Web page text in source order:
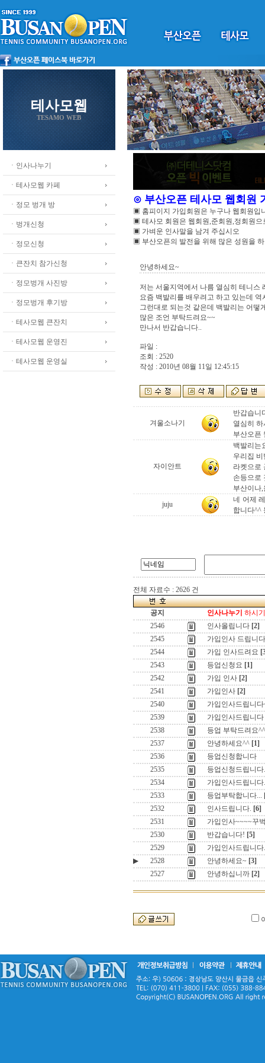
테사모웹
TESAMO WEB
ㆍ인사나누기
ㆍ테사모웹 카페
ㆍ정모 벙개 방
ㆍ벙개신청
ㆍ정모신청
ㆍ큰잔치 참가신청
ㆍ정모벙개 사진방
ㆍ정모벙개 후기방
ㆍ테사모웹 큰잔치
ㆍ테사모웹 운영진
ㆍ테사모웹 운영실
⊙ 부산오픈 테사모 웹회원
▣ 홈피이지 가입회원은 누구나 웹회원입
▣ 테사모 회원은 웹회원,준회원,정회원으
▣ 가벼운 인사말을 남겨 주십시오
▣ 부산오픈의 발전을 위해 많은 성원을
안녕하세요~
저는 서울지역에서 나름 열심히 테니스
요즘 백발리를 배우려고 하고 있는데
그런대로 되는것 같은데 백발리는 어떻
많은 조언 부탁드려요~~
만나서 반갑습니다..
파일 :
조회 : 2520
작성 : 2010년 08월 11일 12:45:15
겨울소나기
반갑습니
열심히
부산오픈
자이안트
백발리는
우리집
라켓으로
손등으로
부산이나
juju
네 어제
합니다^^
전체 자료수 : 2626 건
공지 인사나누기 하시
2546
인사올립니다 [2]
2545
가입인사 드립니다
2544
가입 인사드려요
2543
등업신청요 [1]
2542
가입 인사 [2]
2541
가입인사 [2]
2540
가입인사드립니
2539
가입인사드립니다
2538
등업 부탁드려요^^
2537
안녕하세요^^ [1]
2536
등업신청합니다
2535
등업신청드립니다.
2534
가입인사드립니다.
2533
등업부탁합니다...
2532
인사드립니다. [6]
2531
가입인사~~~~꾸
2530
반갑습니다! [5]
2529
가입인사드립니다.
▶
2528 안녕하세요~ [3]
2527
안녕하십니까 [2]